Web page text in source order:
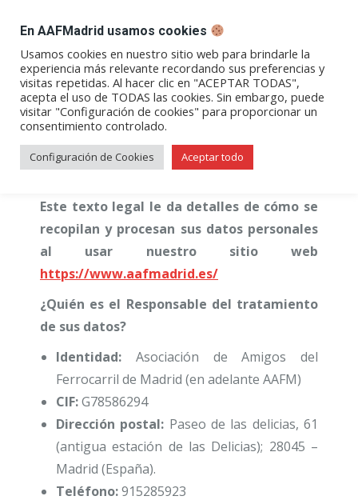
Abrir
enlace
en
una
ventana/pestaña
Abrir
enlace
en
una
ventana/pestaña
Abrir
enlace
en
una
ventana/pestaña
Abrir
enlace
en
una
Abrir
enlace
en
una
Política de privacidad
Este texto legal le da detalles de cómo se
recopilan y procesan sus datos personales
al usar nuestro sitio web
https://www.aafmadrid.es/
¿Quién es el Responsable del tratamiento
de sus datos?
Identidad: Asociación de Amigos del
Ferrocarril de Madrid (en adelante AAFM)
CIF:G78586294
Dirección postal: Paseo de las delicias, 61
(antigua estación de las Delicias); 28045 –
Madrid (España).
Teléfono:915285923
En AAFMadrid usamos cookies
Usamos cookies en nuestro sitio web para brindarle la
experiencia más relevante recordando sus preferencias y
visitas repetidas. Al hacer clic en "ACEPTAR TODAS",
acepta el uso de TODAS las cookies. Sin embargo, puede
visitar "Configuración de cookies" para proporcionar un
consentimiento controlado.
Configuración de Cookies Aceptar todo